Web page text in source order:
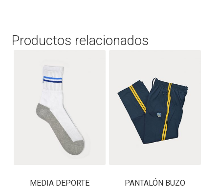
Productos relacionados
MEDIA DEPORTE
PANTALÓN BUZO